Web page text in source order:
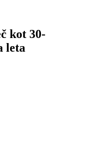
kot 30-
leta